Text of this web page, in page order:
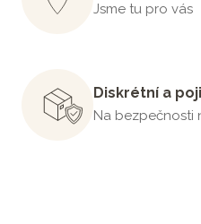
Jsme tu pro vás
Diskrétní a
Na bezpečnosti